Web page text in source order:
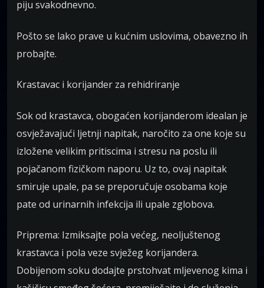
piju svakodnevno.
Pošto se lako prave u kućnim uslovima, obavezno ih
probajte.
Krastavac i korijander za rehidriranje
Sok od krastavca, obogaćen korijanderom idealan je
osvježavajući ljetnji napitak, naročito za one koje su
izložene velikim pritiscima i stresu na poslu ili
pojačanom fizičkom naporu. Uz to, ovaj napitak
smiruje upale, pa se preporučuje osobama koje
pate od urinarnih infekcija ili upale zglobova.
Priprema: Izmiksajte pola većeg, neoljuštenog
krastavca i pola veze svježeg korijandera.
Dobijenom soku dodajte prstohvat mljevenog kima i